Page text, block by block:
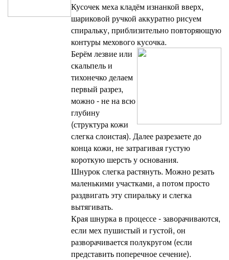
Кусочек меха кладём изнанкой вверх,
шариковой ручкой аккуратно рисуем
спиральку, приблизительно повторяющую
контуры мехового кусочка.
Берём лезвие или
скальпель и
тихонечко делаем
первый разрез,
можно - не на всю
глубину
(структура кожи
слегка слоистая). Далее разрезаете до
конца кожи, не затрагивая густую
короткую шерсть у основания.
Шнурок слегка растянуть. Можно резать
маленькими участками, а потом просто
раздвигать эту спиральку и слегка
вытягивать.
Края шнурка в процессе - заворачиваются,
если мех пушистый и густой, он
разворачивается полукругом (если
представить поперечное сечение).